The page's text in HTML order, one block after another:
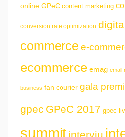
online GPeC content marketing
conversion rate optimization
commerce e-
ecommerce emag email
business fan courier gala
gpec GPeC 2017 gpec
summit interviu